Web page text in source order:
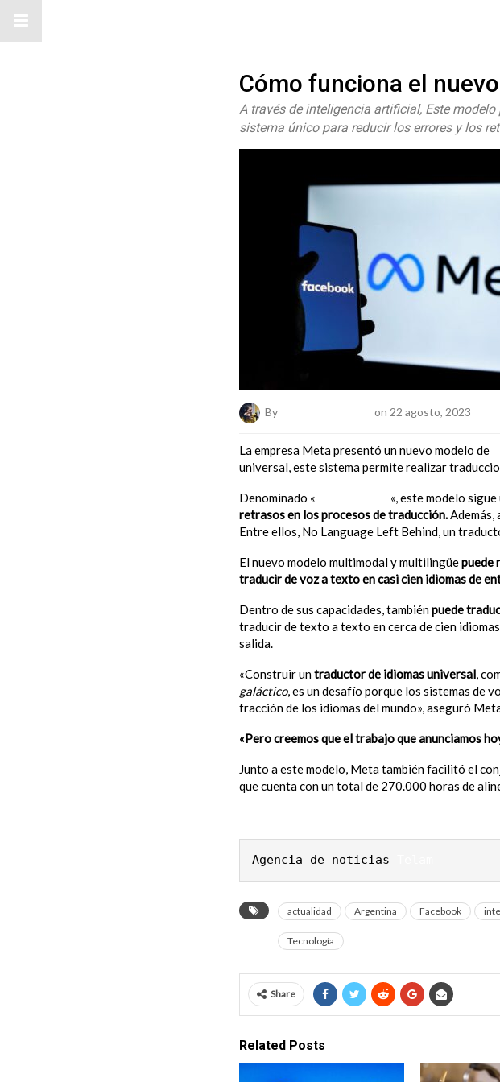
Cómo funciona el
A través de inteligencia artificial, Este
sistema único para reducir los errores y los
By on 22 agosto, 2023
La empresa Meta presentó un nuevo modelo de
universal, este sistema permite realizar
Denominado « «, este modelo
retrasos en los procesos de traducción.Además,
Entre ellos, No Language Left Behind, un
El nuevo modelo multimodal y multilingüepuede
traducir de voz a texto en casi cien idiomas de
Dentro de sus capacidades, tambiénpuede
traducir de texto a texto en cerca de cien
salida.
«Construir untraductor de idiomas universal,
galáctico, es un desafío porque los sistemas de
fracción de los idiomas del mundo», aseguró
«Pero creemos que el trabajo que anunciamos
Junto a este modelo, Meta también facilitó el
que cuenta con un total de 270.000 horas de
Agencia de noticias
actualidad Argentina Facebook
Tecnología
Share
Related Posts